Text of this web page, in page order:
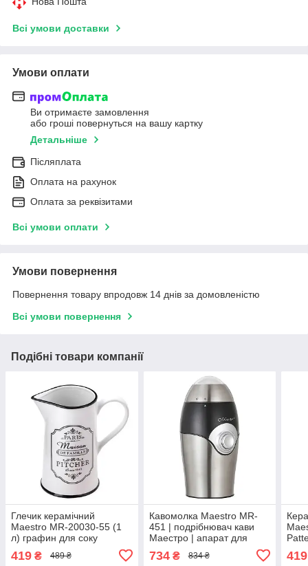
Всі умови доставки
Умови оплати
Ви отримаєте замовлення
або гроші повернуться на вашу картку
Детальніше
Післяплата
Оплата на рахунок
Оплата за реквізитами
Всі умови оплати
Умови повернення
Повернення товару впродовж 14 днів за домовленістю
Всі умови повернення
Подібні товари компанії
Глечик керамічний
Maestro MR-20030-55 (1
л) графин для соку
Маестро ⁇ місткість для
води Маестро
419 ₴ 489 ₴
Кавомолка Maestro MR-
451 | подрібнювач кави
Маестро | апарат для
734₴ 834 ₴
для
419